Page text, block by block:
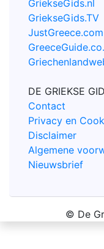
GriekseGids.nl
GriekseGids.TV
JustGreece.com
DE GRIEKSE
Contact
Privacy en
Disclaimer
Algemene
Nieuwsbrief
© De